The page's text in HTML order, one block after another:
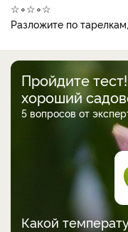
☆∘☆∘☆
Разложите по
Пройдите
хороший
5 вопросов от
Какой